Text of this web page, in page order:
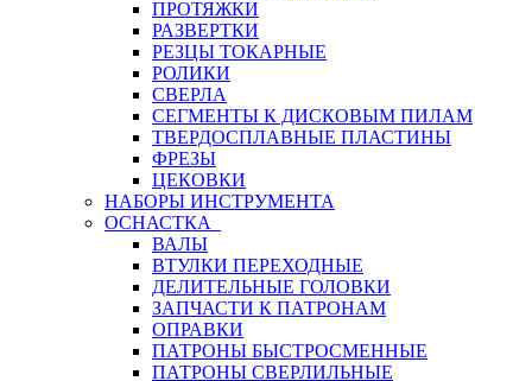
ПРОТЯЖКИ
РАЗВЕРТКИ
РЕЗЦЫ ТОКАРНЫЕ
РОЛИКИ
СВЕРЛА
СЕГМЕНТЫ К ДИСКОВЫМ ПИЛАМ
ТВЕРДОСПЛАВНЫЕ ПЛАСТИНЫ
ФРЕЗЫ
ЦЕКОВКИ
НАБОРЫ ИНСТРУМЕНТА
ОСНАСТКА
ВАЛЫ
ВТУЛКИ ПЕРЕХОДНЫЕ
ДЕЛИТЕЛЬНЫЕ ГОЛОВКИ
ЗАПЧАСТИ К ПАТРОНАМ
ОПРАВКИ
ПАТРОНЫ БЫСТРОСМЕННЫЕ
ПАТРОНЫ СВЕРЛИЛЬНЫЕ